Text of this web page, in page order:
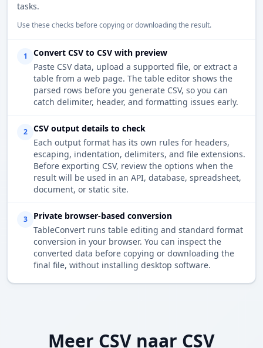
tasks.
Use these checks before copying or downloading the result.
1
Convert CSV to CSV with preview
Paste CSV data, upload a supported file, or extract a
table from a web page. The table editor shows the
parsed rows before you generate CSV, so you can
catch delimiter, header, and formatting issues early.
2
CSV output details to check
Each output format has its own rules for headers,
escaping, indentation, delimiters, and file extensions.
Before exporting CSV, review the options when the
result will be used in an API, database, spreadsheet,
document, or static site.
3
Private browser-based conversion
TableConvert runs table editing and standard format
conversion in your browser. You can inspect the
converted data before copying or downloading the
final file, without installing desktop software.
Meer CSV naar CSV